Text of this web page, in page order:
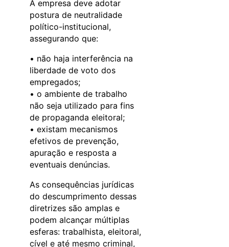
A empresa deve adotar
postura de neutralidade
político-institucional,
assegurando que:
• não haja interferência na
liberdade de voto dos
empregados;
• o ambiente de trabalho
não seja utilizado para fins
de propaganda eleitoral;
• existam mecanismos
efetivos de prevenção,
apuração e resposta a
eventuais denúncias.
As consequências jurídicas
do descumprimento dessas
diretrizes são amplas e
podem alcançar múltiplas
esferas: trabalhista, eleitoral,
cível e até mesmo criminal,